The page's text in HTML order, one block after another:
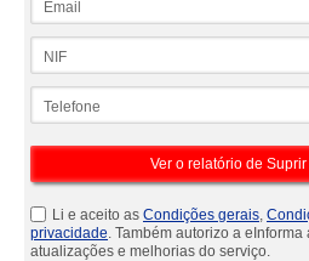
Li e aceito as Condições gerais,
privacidade. Também autorizo a
atualizações e melhorias do serviço.